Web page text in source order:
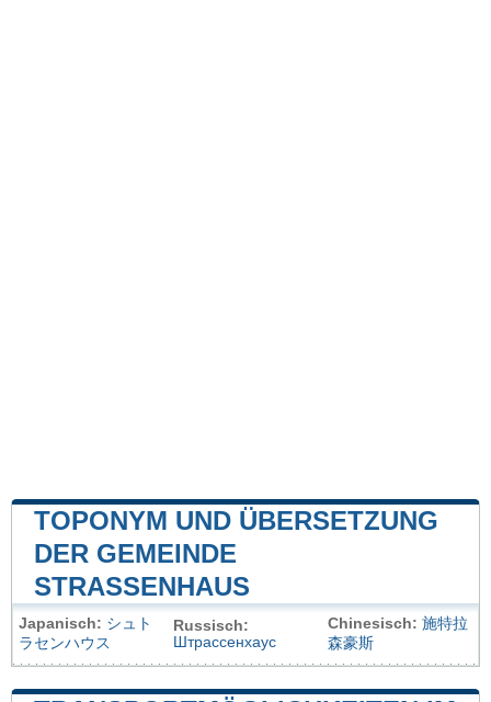
TOPONYM UND ÜBERSETZUNG
DER GEMEINDE
STRASSENHAUS
Japanisch: シュト
ラセンハウス
Russisch:
Штрассенхаус
Chinesisch: 施特拉
森豪斯